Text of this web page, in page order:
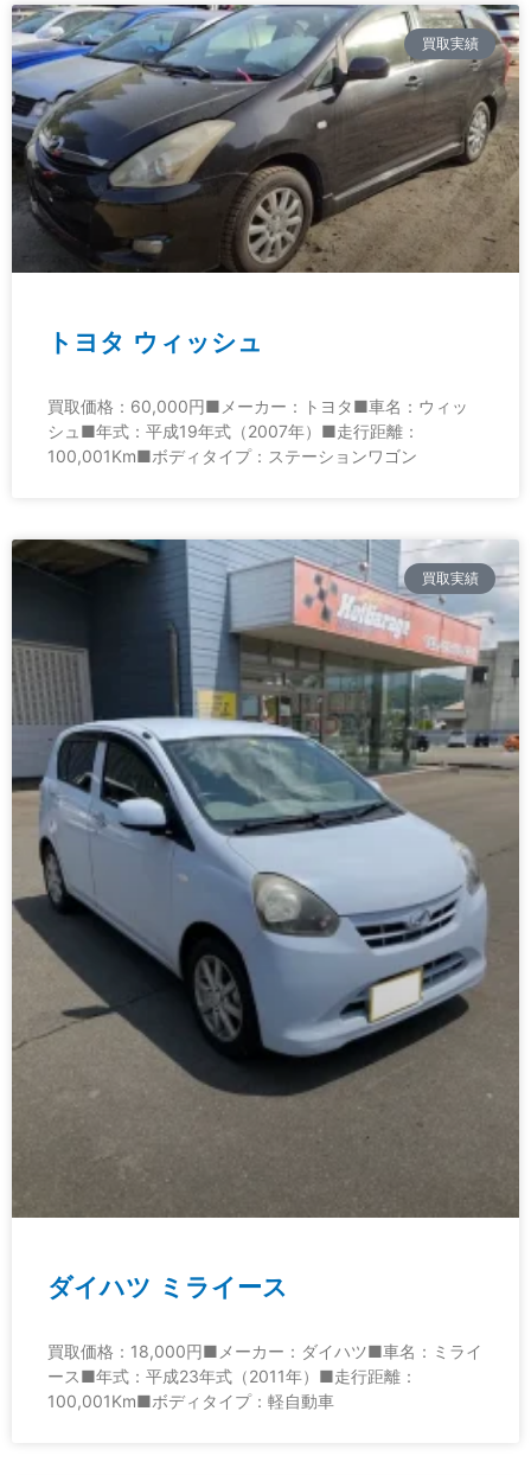
買取実績
トヨタ ウィッシュ
買取価格：60,000円■メーカー：トヨタ■車名：ウィッ
シュ■年式：平成19年式（2007年）■走行距離：
100,001Km■ボディタイプ：ステーションワゴン
買取実績
ダイハツ ミライース
買取価格：18,000円■メーカー：ダイハツ■車名：ミライ
ース■年式：平成23年式（2011年）■走行距離：
100,001Km■ボディタイプ：軽自動車